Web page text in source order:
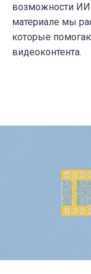
возможности ИИ
материале мы
которые
видеоконтента.